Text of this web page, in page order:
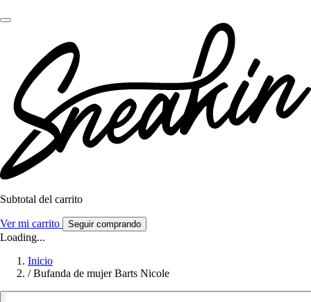
Subtotal del carrito
Ver mi carrito Seguir comprando
Loading...
Inicio
/ Bufanda de mujer Barts Nicole